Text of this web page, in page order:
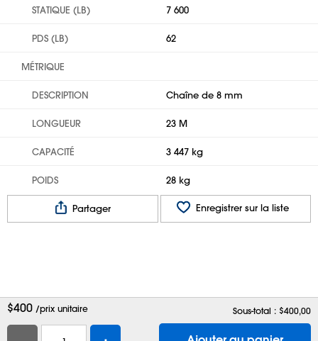
STATIQUE (LB) 7 600
PDS (LB) 62
MÉTRIQUE
DESCRIPTION Chaîne de 8 mm
LONGUEUR 23 M
CAPACITÉ 3 447 kg
POIDS 28 kg
Partager Enregistrer sur la liste
$400 /prix unitaire Sous-total : $400,00